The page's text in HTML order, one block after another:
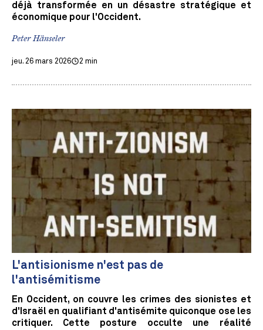
déjà transformée en un désastre stratégique et
économique pour l'Occident.
Peter Hänseler
jeu. 26 mars 2026 2 min
L'antisionisme n'est pas de
l'antisémitisme
En Occident, on couvre les crimes des sionistes et
d'Israël en qualifiant d'antisémite quiconque ose les
critiquer. Cette posture occulte une réalité